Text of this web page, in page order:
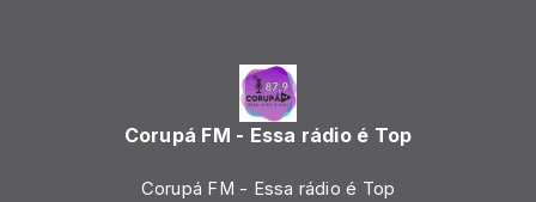
Corupá FM - Essa rádio é Top
Corupá FM - Essa rádio é Top